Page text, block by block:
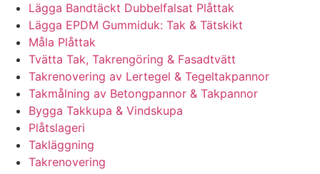
Lägga Bandtäckt Dubbelfalsat Plåttak
Lägga EPDM Gummiduk: Tak & Tätskikt
Måla Plåttak
Tvätta Tak, Takrengöring & Fasadtvätt
Takrenovering av Lertegel & Tegeltakpannor
Takmålning av Betongpannor & Takpannor
Bygga Takkupa & Vindskupa
Plåtslageri
Takläggning
Takrenovering